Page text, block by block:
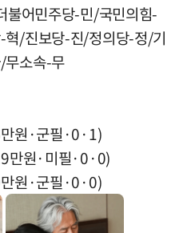
불어민주당-민/국민의힘-
/진보당-진/정의당-정/기
무소속-무
원·군필·0·1)
원·미필·0·0)
원·군필·0·0)